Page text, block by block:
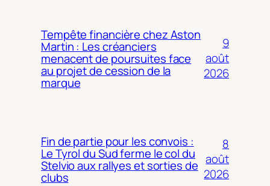
Tempête financière chez Aston
Martin : Les créanciers
menacent de poursuites face
au projet de cession de la
marque
9
août
2026
Fin de partie pour les convois :
Le Tyrol du Sud ferme le col du
Stelvio aux rallyes et sorties de
clubs
8
août
2026